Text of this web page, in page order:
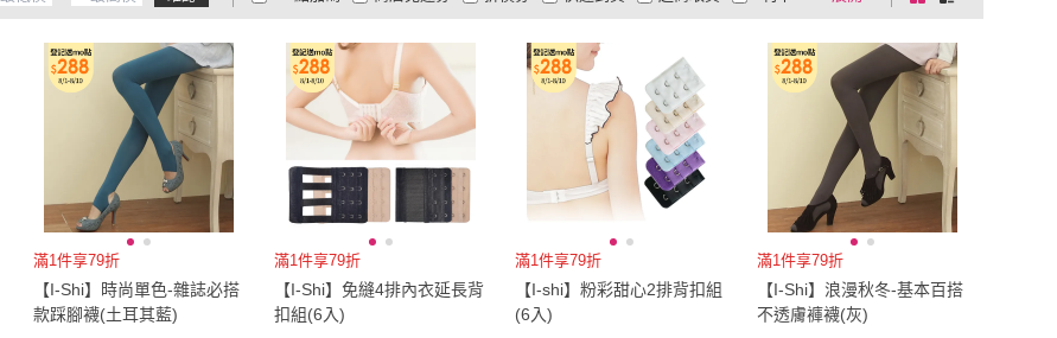
有影片
商品有量 電視購物
低溫宅配
大家電安心配
大家電快配
定期配/分次配
貨到付款 超商付款
及以上 及以上 及以上 1
盤
式
列
滿1件享79折
【I-Shi】時尚單色-雜誌必搭
款踩腳襪(土耳其藍)
滿1件享79折
【I-Shi】免縫4排內衣延長背
扣組(6入)
滿1件享79折
【I-shi】粉彩甜心2排背扣組
(6入)
滿1件享79折
【I-Shi】浪漫秋冬-基本百搭
不透膚褲襪(灰)